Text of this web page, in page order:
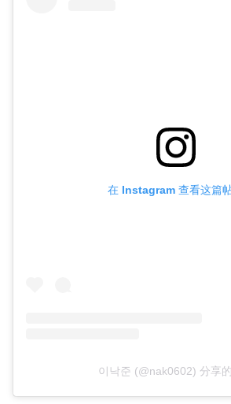
在 Instagram 查看这篇
이낙준 (@nak0602) 分享